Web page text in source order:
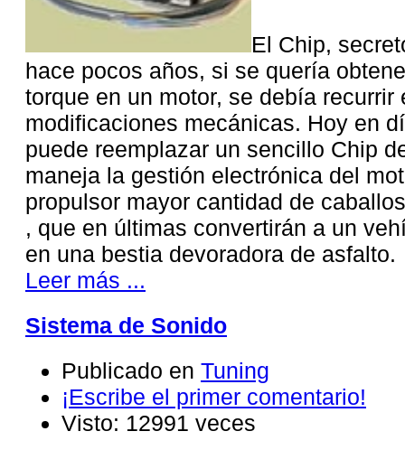
El Chip,
hace pocos años, si se quería
torque en un motor, se debía recurrir
modificaciones mecánicas. Hoy en
puede reemplazar un sencillo Chip
maneja la gestión electrónica del
propulsor mayor cantidad de
, que en últimas convertirán a un
en una bestia devoradora de asfalto.
Leer más ...
Sistema de Sonido
Publicado en Tuning
¡Escribe el primer comentario!
Visto: 12991 veces